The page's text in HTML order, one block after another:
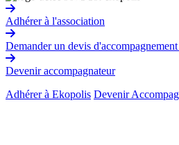
Adhérer à l'association
Demander un devis
Devenir accompagnateur
Adhérer à Ekopolis Devenir